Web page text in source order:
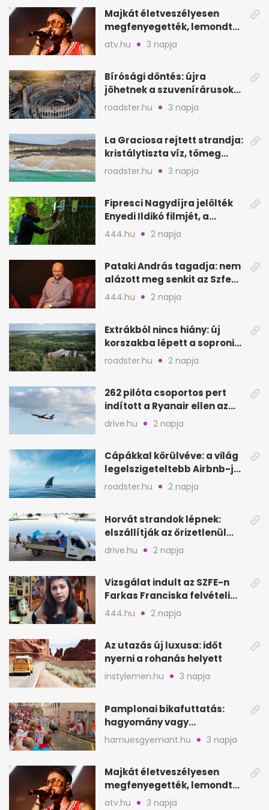
Majkát életveszélyesen
megfenyegették, lemondta
a sepsiszentgyörgyi
atv.hu 3 napja
Bírósági döntés: újra
jöhetnek a szuvenírárusok
Európa ikonikus helyére
roadster.hu 3 napja
La Graciosa rejtett strandja:
kristálytiszta víz, tömeg
nélkül
roadster.hu 3 napja
Fipresci Nagydíjra jelölték
Enyedi Ildikó filmjét, a
Csendes barátot
444.hu 2 napja
Pataki András tagadja: nem
alázott meg senkit az Szfe
felvételijén
444.hu 2 napja
Extrákból nincs hiány: új
korszakba lépett a soproni
Fagus Hotel
roadster.hu 2 napja
262 pilóta csoportos pert
indított a Ryanair ellen az
Egyesült Királyságban
drive.hu 2 napja
Cápákkal körülvéve: a világ
legelszigeteltebb Airbnb-je
a nyílt tengeren
roadster.hu 2 napja
Horvát strandok lépnek:
elszállítják az őrizetlenül
hagyott törölközőket
drive.hu 2 napja
Vizsgálat indult az SZFE-n
Farkas Franciska felvételi
videója után
444.hu 2 napja
Az utazás új luxusa: időt
nyerni a rohanás helyett
instylemen.hu 3 napja
Pamplonai bikafuttatás:
hagyomány vagy
értelmetlen vérontás?
hamuesgyemant.hu 3 napja
Majkát életveszélyesen
megfenyegették, lemondta
a sepsiszentgyörgyi
atv.hu 3 napja